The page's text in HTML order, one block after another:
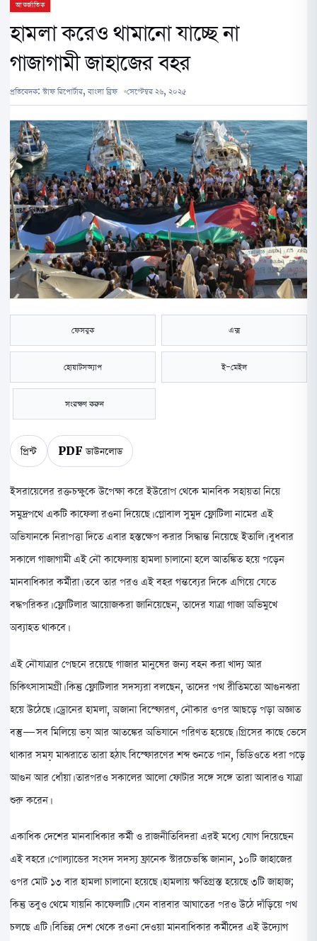
আন্তর্জাতিক
হামলা করেও থামানো যাচ্ছে না
গাজাগামী জাহাজের বহর
প্রতিবেদক: স্টাফ রিপোর্টার, বাংলা ব্রিফ সেপ্টেম্বর ২৬, ২০২৫
ফেসবুক এক্স
হোয়াটসঅ্যাপ ই-মেইল
সংরক্ষণ করুন
প্রিন্ট PDF ডাউনলোড
ইসরায়েলের রক্তচক্ষুকে উপেক্ষা করে ইউরোপ থেকে মানবিক সহায়তা নিয়ে
সমুদ্রপথে একটি কাফেলা রওনা দিয়েছে। গ্লোবাল সুমুদ ফ্লোটিলা নামের এই
অভিযানকে নিরাপত্তা দিতে এবার হস্তক্ষেপ করার সিদ্ধান্ত নিয়েছে ইতালি। বুধবার
সকালে গাজাগামী এই নৌ কাফেলায় হামলা চালানো হলে আতঙ্কিত হয়ে পড়েন
মানবাধিকার কর্মীরা। তবে তার পরও এই বহর গন্তব্যের দিকে এগিয়ে যেতে
বদ্ধপরিকর। ফ্লোটিলার আয়োজকরা জানিয়েছেন, তাদের যাত্রা গাজা অভিমুখে
অব্যাহত থাকবে।
এই নৌযাত্রার পেছনে রয়েছে গাজার মানুষের জন্য বহন করা খাদ্য আর
চিকিৎসাসামগ্রী। কিন্তু ফ্লোটিলার সদস্যরা বলছেন, তাদের পথ রীতিমতো আগুনঝরা
হয়ে উঠেছে। ড্রোনের হামলা, অজানা বিস্ফোরণ, নৌকার ওপর আছড়ে পড়া অজ্ঞাত
বস্তু—সব মিলিয়ে ভয় আর আতঙ্কের অভিযানে পরিণত হয়েছে। গ্রিসের কাছে ভেসে
থাকার সময় মাঝরাতে তারা হঠাৎ বিস্ফোরণের শব্দ শুনতে পান, ভিডিওতে ধরা পড়ে
আগুন আর ধোঁয়া। তারপরও সকালের আলো ফোটার সঙ্গে সঙ্গে তারা আবারও যাত্রা
শুরু করেন।
একাধিক দেশের মানবাধিকার কর্মী ও রাজনীতিবিদরা এরই মধ্যে যোগ দিয়েছেন
এই বহরে। পোল্যান্ডের সংসদ সদস্য ফ্রানেক স্টারচেভস্কি জানান, ১০টি জাহাজের
ওপর মোট ১৩ বার হামলা চালানো হয়েছে। হামলায় ক্ষতিগ্রস্ত হয়েছে ৩টি জাহাজ;
কিন্তু তবুও থেমে যায়নি কাফেলাটি। যেন বারবার আঘাতের পরও উঠে দাঁড়িয়ে পথ
চলছে এটি। বিভিন্ন দেশ থেকে রওনা দেওয়া মানবাধিকার কর্মীদের এই উদ্যোগ